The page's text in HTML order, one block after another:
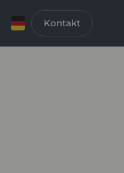
Kontakt